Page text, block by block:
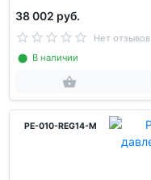
38 002 руб.
Нет отзывов
⬤ В наличии
PE-010-REG14-M